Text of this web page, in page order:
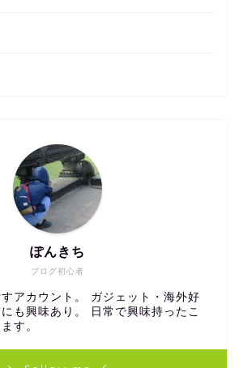
ブログ初心者
ぽんきち
アカウント。 ガジェット・海外好
も興味あり。 日常で興味持ったこ
す。